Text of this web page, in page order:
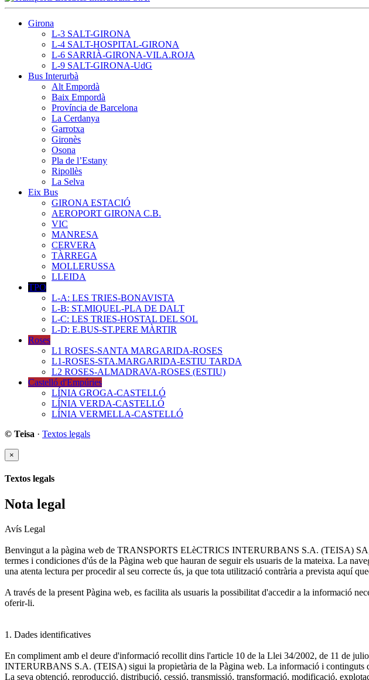
Girona
L-3 SALT-GIRONA
L-4 SALT-HOSPITAL-GIRONA
L-6 SARRIÀ-GIRONA-VILA.ROJA
L-9 SALT-GIRONA-UdG
Bus Interurbà
Alt Empordà
Baix Empordà
Província de Barcelona
La Cerdanya
Garrotxa
Gironès
Osona
Pla de l’Estany
Ripollès
La Selva
Eix Bus
GIRONA ESTACIÓ
AEROPORT GIRONA C.B.
VIC
MANRESA
CERVERA
TÀRREGA
MOLLERUSSA
LLEIDA
TPO
L-A: LES TRIES-BONAVISTA
L-B: ST.MIQUEL-PLA DE DALT
L-C: LES TRIES-HOSTAL DEL SOL
L-D: E.BUS-ST.PERE MÀRTIR
Roses
L1 ROSES-SANTA MARGARIDA-ROSES
L1-ROSES-STA.MARGARIDA-ESTIU TARDA
L2 ROSES-ALMADRAVA-ROSES (ESTIU)
Castelló d'Empúries
LÍNIA GROGA-CASTELLÓ
LÍNIA VERDA-CASTELLÓ
LÍNIA VERMELLA-CASTELLÓ
© Teisa · Textos legals
×
Textos legals
Nota legal
Avís Legal
Benvingut a la pàgina web de TRANSPORTS ELèCTRICS INTERURBANS S.A. (TEISA)
termes i condiciones d'ús de la Pàgina web que hauran de seguir els usuaris de la mateixa. La
una atenta lectura per procedir al seu correcte ús, ja que tota utilització contrària a prevista aquí
A través de la present Pàgina web, es facilita als usuaris la possibilitat d'accedir a la
oferir-li.
1. Dades identificatives
En compliment amb el deure d'informació recollit dins l'article 10 de la Llei 34/2002, de 11 de
INTERURBANS S.A. (TEISA) sigui la propietària de la Pàgina web. La informació i
La seva obtenció, reproducció, distribució, cessió, transmissió, transformació, modificació,